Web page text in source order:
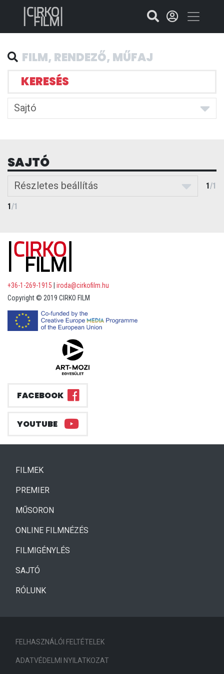
KERESÉS
Sajtó
SAJTÓ
Részletes beállítás 1/1
1/1
+36-1-269-1915
iroda@cirkofilm.hu
Copyright © 2019 CIRKO FILM
FACEBOOK
YOUTUBE
FILMEK(CURRENT)
PREMIER
MŰSORON
ONLINE FILMNÉZÉS
FILMIGÉNYLÉS
SAJTÓ
RÓLUNK
FELHASZNÁLÓI FELTÉTELEK
ADATVÉDELMI NYILATKOZAT